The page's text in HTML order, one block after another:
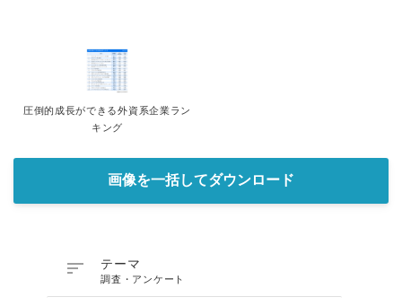
圧倒的成長ができる外資系企業ラン
キング
画像を一括してダウンロード
 テーマ
調査・アンケート